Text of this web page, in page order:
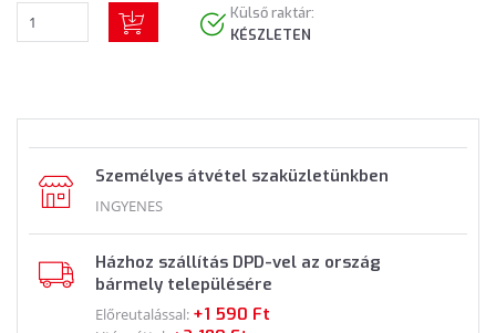
Külső raktár:
KÉSZLETEN
Személyes átvétel szaküzletünkben
INGYENES
Házhoz szállítás DPD-vel az ország
bármely településére
Előreutalással: +1 590 Ft